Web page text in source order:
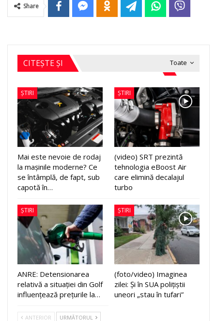
Share
Toate
CITEȘTE ȘI
ȘTIRI
Mai este nevoie de rodaj
la mașinile moderne? Ce
se întâmplă, de fapt, sub
capotă în…
ȘTIRI
(video) SRT prezintă
tehnologia eBoost Air
care elimină decalajul
turbo
ȘTIRI
ANRE: Detensionarea
relativă a situației din Golf
influențează prețurile la…
ȘTIRI
(foto/video) Imaginea
zilei: Și în SUA polițiștii
uneori „stau în tufari”
ANTERIOR URMĂTORUL